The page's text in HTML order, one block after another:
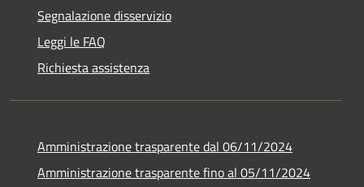
Segnalazione disservizio
Leggi le FAQ
Richiesta assistenza
Amministrazione trasparente dal 06/11/2024
Amministrazione trasparente fino al 05/11/2024